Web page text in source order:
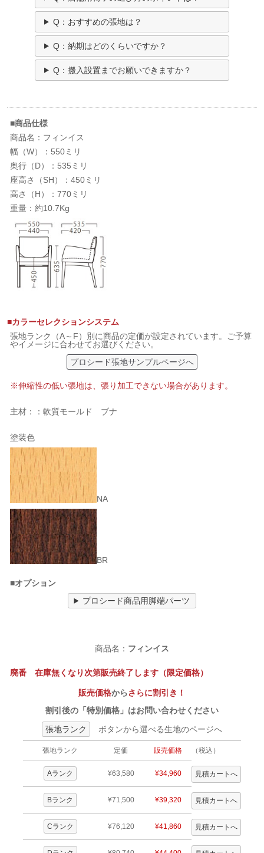
Q：おすすめの張地は？
Q：納期はどのくらいですか？
Q：搬入設置までお願いできますか？
■商品仕様
商品名：フィンイス
幅（W）：550ミリ
奥行（D）：535ミリ
座高さ（SH）：450ミリ
高さ（H）：770ミリ
重量：約10.7Kg
■カラーセレクションシステム
張地ランク（A～F）別に商品の定価が設定されています。ご予算
やイメージに合わせてお選びください。
プロシード張地サンプルページへ
※伸縮性の低い張地は、張り加工できない場合があります。
主材：：軟質モールド ブナ
塗装色
NA
BR
■オプション
プロシード商品用脚端パーツ
商品名： フィンイス
廃番 在庫無くなり次第販売終了します（限定価格）
販売価格からさらに割引き！
割引後の「特別価格」はお問い合わせください
張地ランク
ボタンから選べる生地のページへ
張地ランク 定価 販売価格 （税込）
Aランク ¥63,580 ¥34,960
Bランク ¥71,500 ¥39,320
Cランク ¥76,120 ¥41,860